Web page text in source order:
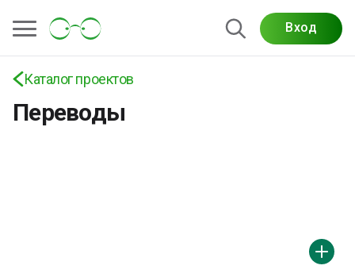
Вход
Каталог проектов
Переводы
Проекты по письменному, техническому,
юридическому, медицинскому переводу,
локализации, адаптации текстов, синхронному
переводу и работе с редкими языками